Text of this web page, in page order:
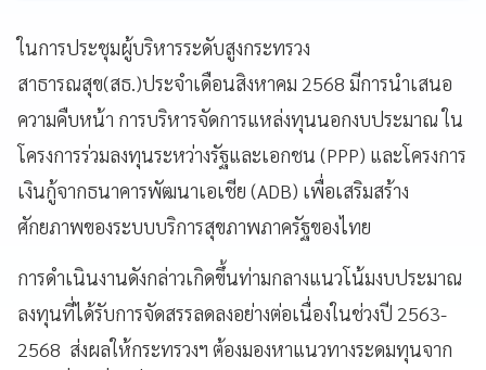
ในการประชุมผู้บริหารระดับสูงกระทรวง
สาธารณสุข(สธ.)ประจำเดือนสิงหาคม 2568 มีการนำเสนอ
ความคืบหน้า การบริหารจัดการแหล่งทุนนอกงบประมาณ ใน
โครงการร่วมลงทุนระหว่างรัฐและเอกชน (PPP) และโครงการ
เงินกู้จากธนาคารพัฒนาเอเชีย (ADB) เพื่อเสริมสร้าง
ศักยภาพของระบบบริการสุขภาพภาครัฐของไทย
การดำเนินงานดังกล่าวเกิดขึ้นท่ามกลางแนวโน้มงบประมาณ
ลงทุนที่ได้รับการจัดสรรลดลงอย่างต่อเนื่องในช่วงปี 2563-
2568 ส่งผลให้กระทรวงฯ ต้องมองหาแนวทางระดมทุนจาก